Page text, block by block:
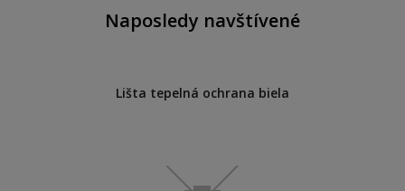
Naposledy navštívené
Lišta tepelná ochrana biela